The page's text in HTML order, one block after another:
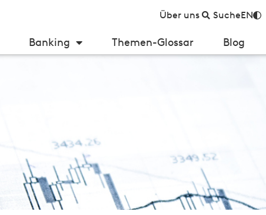
Über uns SucheEN
Banking Themen-Glossar Blog